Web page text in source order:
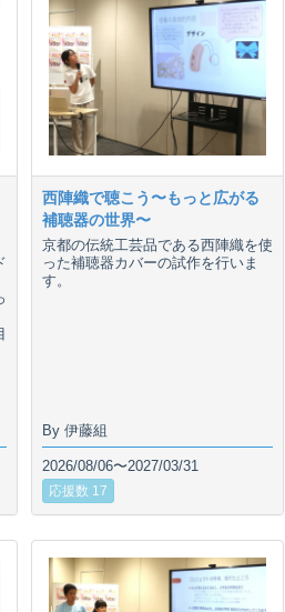
西陣織で聴こう〜もっと広がる
補聴器の世界〜
京都の伝統工芸品である西陣織を使
った補聴器カバーの試作を行いま
す。
By 伊藤組
2026/08/06〜2027/03/31
応援数 17